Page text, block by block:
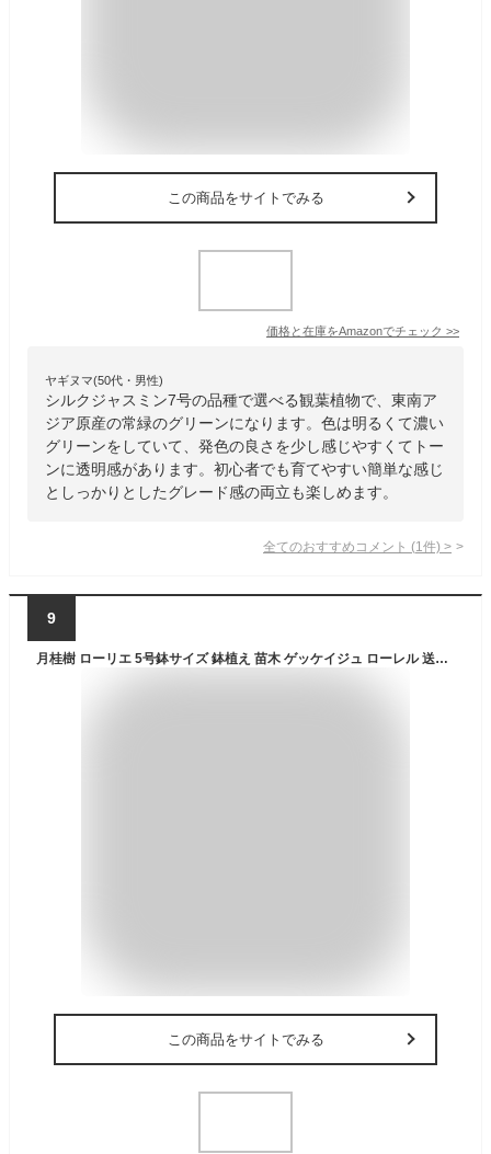
この商品をサイトでみる
価格と在庫をAmazonでチェック >>
ヤギヌマ(50代・男性)
シルクジャスミン7号の品種で選べる観葉植物で、東南ア
ジア原産の常緑のグリーンになります。色は明るくて濃い
グリーンをしていて、発色の良さを少し感じやすくてトー
ンに透明感があります。初心者でも育てやすい簡単な感じ
としっかりとしたグレード感の両立も楽しめます。
全てのおすすめコメント (1 件) >
9
月桂樹 ローリエ 5号鉢サイズ 鉢植え 苗木 ゲッケイジュ ローレル 送料無料 薫る花 庭木 植木 花木 シンボルツリー 常緑樹 ガーデニング 園芸
この商品をサイトでみる